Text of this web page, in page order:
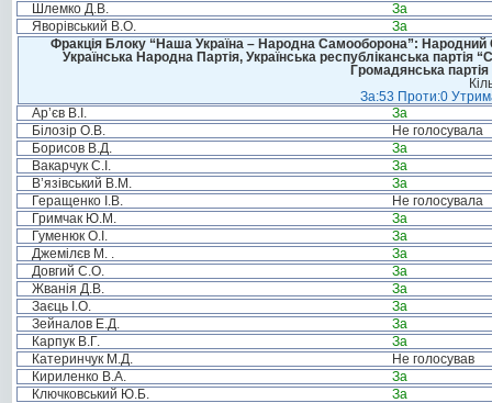
Шлемко Д.В.
За
Яворівський В.О.
За
Фракція Блоку “Наша Україна – Народна Самооборона”: Народний
Українська Народна Партія, Українська республіканська
Громадянська
За:53 Проти:0
Ар’єв В.І.
За
Білозір О.В.
Не голосувала
Борисов В.Д.
За
Вакарчук С.І.
За
В’язівський В.М.
За
Геращенко І.В.
Не голосувала
Гримчак Ю.М.
За
Гуменюк О.І.
За
Джемілєв М. .
За
Довгий С.О.
За
Жванія Д.В.
За
Заєць І.О.
За
Зейналов Е.Д.
За
Карпук В.Г.
За
Катеринчук М.Д.
Не голосував
Кириленко В.А.
За
Ключковський Ю.Б.
За